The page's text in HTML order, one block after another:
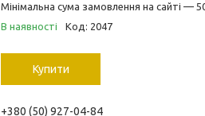
Мінімальна сума замовлення на сайті —
В наявності
Код: 2047
Купити
+380 (50) 927-04-84